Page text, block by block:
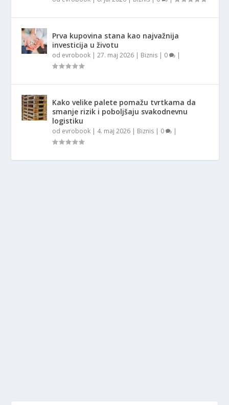
Prva kupovina stana kao najvažnija
investicija u životu
od evrobook |27. maj 2026 | Biznis | 0 |
Kako velike palete pomažu tvrtkama da
smanje rizik i poboljšaju svakodnevnu
logistiku
od evrobook | 4. maj 2026 | Biznis | 0 |